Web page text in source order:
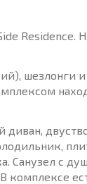
шезлонги и
диван,
Санузел с
комплексе